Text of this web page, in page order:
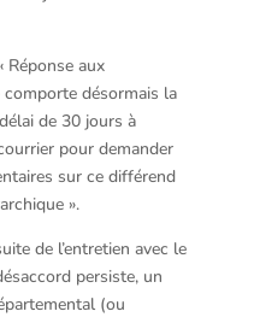
Réponse aux
désormais la
de 30 jours à
pour demander
sur ce différend
».
de l’entretien avec le
persiste, un
(ou